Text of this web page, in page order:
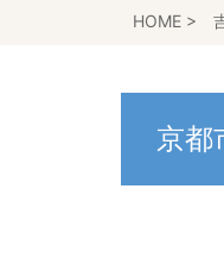
HOME >
京都